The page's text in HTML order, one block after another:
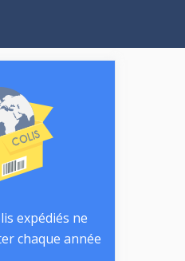
expédiés ne
chaque année